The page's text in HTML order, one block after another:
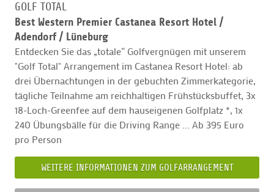
GOLF TOTAL
Best Western Premier Castanea Resort Hotel /
Adendorf / Lüneburg
Entdecken Sie das „totale“ Golfvergnügen mit unserem
"Golf Total" Arrangement im Castanea Resort Hotel: ab
drei Übernachtungen in der gebuchten Zimmerkategorie,
tägliche Teilnahme am reichhaltigen Frühstücksbuffet, 3x
18-Loch-Greenfee auf dem hauseigenen Golfplatz *, 1x
240 Übungsbälle für die Driving Range ... Ab 395 Euro
pro Person
WEITERE INFORMATIONEN ZUM GOLFARRANGEMENT